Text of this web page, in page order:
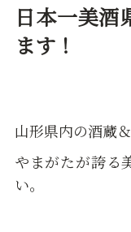
日本一美酒
ます！
山形県内の酒蔵
やまがたが誇る
い。